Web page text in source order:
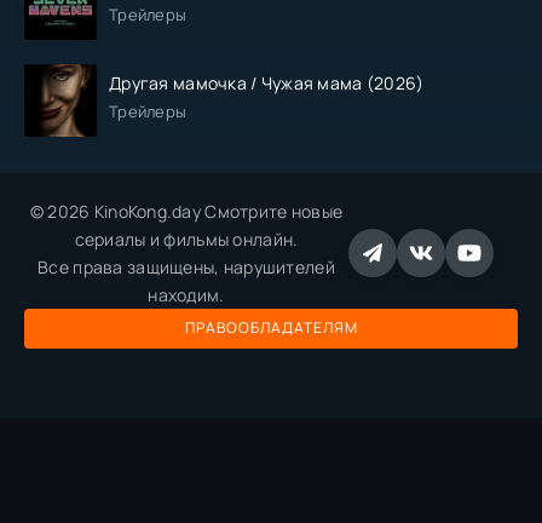
Трейлеры
Другая мамочка / Чужая мама (2026)
Трейлеры
© 2026 KinoKong.day Смотрите новые
сериалы и фильмы онлайн.
Все права защищены, нарушителей
находим.
ПРАВООБЛАДАТЕЛЯМ